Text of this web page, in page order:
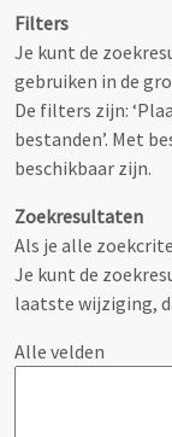
Filters
Je kunt de
gebruiken in de
De filters zijn:
bestanden’. Met
beschikbaar zijn.
Zoekresultaten
Als je alle
Je kunt de
laatste wijziging,
Alle velden